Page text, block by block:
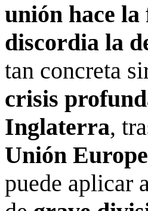
unión hace
discordia la
tan concreta
crisis
Inglaterra,
Unión
puede aplicar